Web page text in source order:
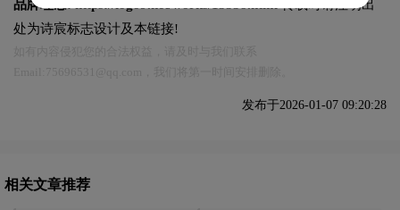
品牌理念:
转载时请注明出
处为诗宸标志设计及本链接!
发布于2026-01-07 09:20:28
相关文章推荐